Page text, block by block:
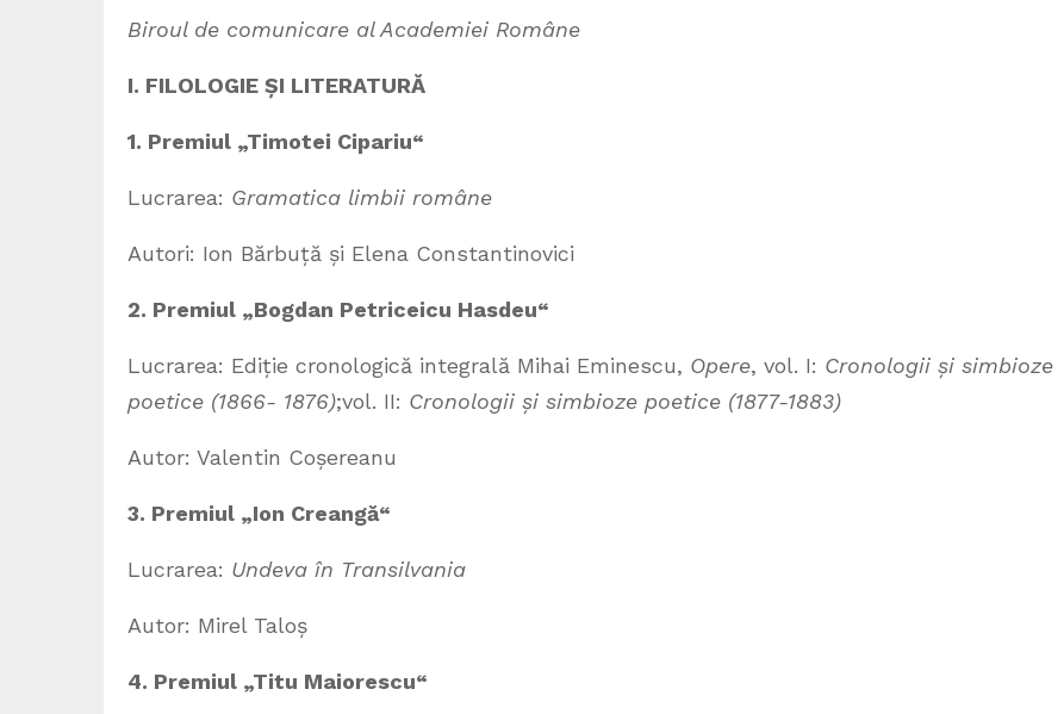
Biroul de comunicare al Academiei Române
I. FILOLOGIE ȘI LITERATURĂ
1. Premiul „Timotei Cipariu“
Lucrarea: Gramatica limbii române
Autori: Ion Bărbuță și Elena Constantinovici
2. Premiul „Bogdan Petriceicu Hasdeu“
Lucrarea: Ediție cronologică integrală Mihai Eminescu, Opere, vol. I: Cronologii și simbioze
poetice (1866- 1876);vol. II: Cronologii și simbioze poetice (1877-1883)
Autor: Valentin Coșereanu
3. Premiul „Ion Creangă“
Lucrarea: Undeva în Transilvania
Autor: Mirel Taloș
4. Premiul „Titu Maiorescu“